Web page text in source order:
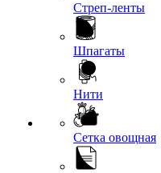
Стреп-ленты
Шпагаты
Нити
Сетка овощная